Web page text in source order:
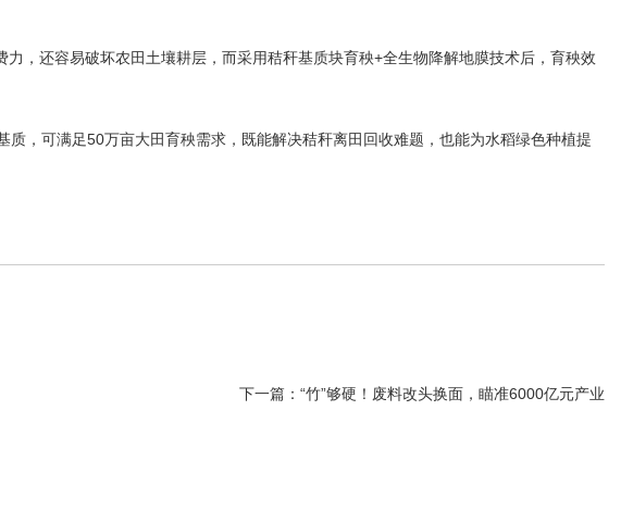
，还容易破坏农田土壤耕层，而采用秸秆基质块育秧+全生物降解地膜技术后，育秧效
，可满足50万亩大田育秧需求，既能解决秸秆离田回收难题，也能为水稻绿色种植提
下一篇： “竹”够硬！废料改头换面，瞄准6000亿元产业